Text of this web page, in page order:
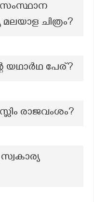
സംസ്ഥാന
ചിത്രം?
യഥാർഥ പേര്?
രാജവംശം?